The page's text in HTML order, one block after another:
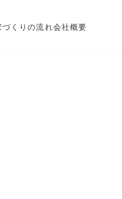
づくりの流れ会社概要